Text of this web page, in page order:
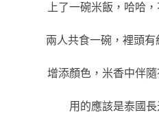
上了一碗米飯，哈哈
兩人共食一碗，裡頭
增添顏色，米香中伴隨
用的應該是泰國長